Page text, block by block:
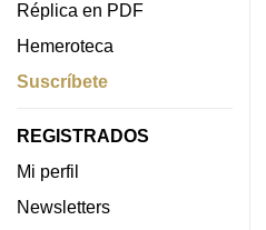
Réplica en PDF
Hemeroteca
Suscríbete
REGISTRADOS
Mi perfil
Newsletters